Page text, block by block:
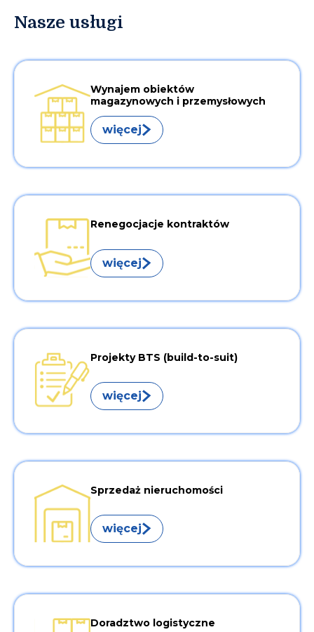
Nasze usługi
Wynajem obiektów
magazynowych i przemysłowych
więcej
Renegocjacje kontraktów
więcej
Projekty BTS (build-to-suit)
więcej
Sprzedaż nieruchomości
więcej
Doradztwo logistyczne